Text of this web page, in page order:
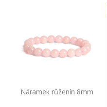
Náramek růženín 8mm